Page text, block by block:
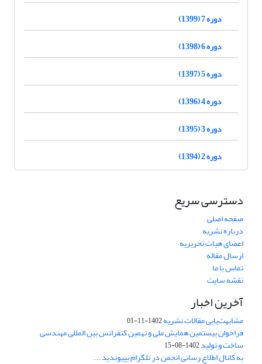
دوره 7 (1399)
دوره 6 (1398)
دوره 5 (1397)
دوره 4 (1396)
دوره 3 (1395)
دوره 2 (1394)
دسترسی سریع
صفحه اصلی
درباره نشریه
اعضای هیات تحریریه
ارسال مقاله
تماس با ما
نقشه سایت
آخرین اخبار
مشابهت‌یابی مقالات نشریه1402-11-01
فراخوان بیستمین همایش ملی و نهمین کنفرانس بین المللی مهندسی
ساخت و تولید1402-08-15
به کانال اطلاع رسانی انجمن در تلگرام بپیوندید ...